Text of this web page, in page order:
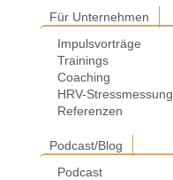
Für Unternehmen
Impulsvorträge
Trainings
Coaching
HRV-Stressmessung
Referenzen
Podcast/Blog
Podcast